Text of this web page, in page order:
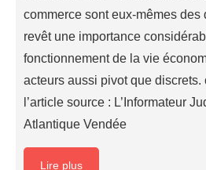
commerce sont eux-mêmes des
revêt une importance
fonctionnement de la vie
acteurs aussi pivot que
l’article source : L’Informateur
Atlantique Vendée
Lire plus